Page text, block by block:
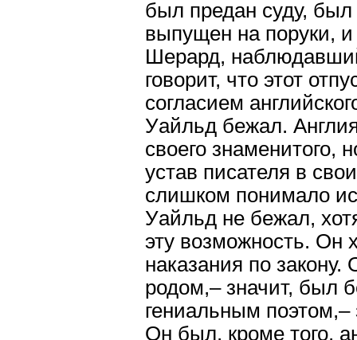
был предан суду,
выпущен на поруки,
Шерард,
говорит, что этот
согласием
Уайльд бежал.
своего знаменитого,
устав писателя в
слишком понимало
Уайльд не бежал,
эту возможность. Он
наказания по
родом,– значит, был
гениальным
Он был, кроме того,